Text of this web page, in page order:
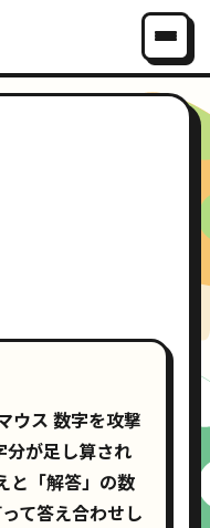
ウス 数字を攻撃
分が足し算され
と「解答」の数
て答え合わせし